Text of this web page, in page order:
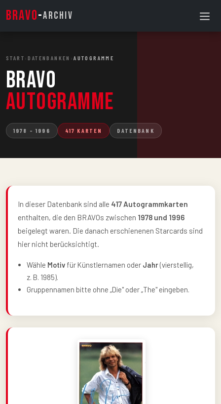
BRAVO-ARCHIV
START ›DATENBANKEN ›AUTOGRAMME
BRAVO
Autogramme
1978 – 1996 417 KARTEN DATENBANK
In dieser Datenbank sind alle 417 Autogrammkarten
enthalten, die den BRAVOs zwischen 1978 und 1996
beigelegt waren. Die danach erschienenen Starcards sind
hier nicht berücksichtigt.
Wähle Motiv für Künstlernamen oder Jahr(vierstellig,
z. B. 1985).
Gruppennamen bitte ohne „Die" oder „The" eingeben.